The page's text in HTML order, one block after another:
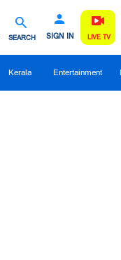
SEARCH SIGN IN LIVE TV
Kerala Entertainment